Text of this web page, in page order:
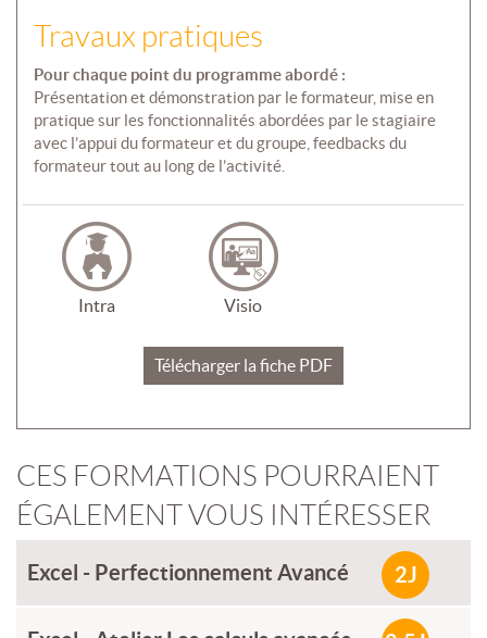
Travaux pratiques
Pour chaque point du programme abordé :
Présentation et démonstration par le formateur, mise en
pratique sur les fonctionnalités abordées par le stagiaire
avec l’appui du formateur et du groupe, feedbacks du
formateur tout au long de l’activité.
Intra Visio
Télécharger la fiche PDF
CES FORMATIONS POURRAIENT
ÉGALEMENT VOUS INTÉRESSER
Excel - Perfectionnement Avancé 2J